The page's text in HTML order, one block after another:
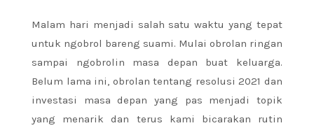
Malam hari menjadi salah satu waktu yang tepat
untuk ngobrol bareng suami. Mulai obrolan ringan
sampai ngobrolin masa depan buat keluarga.
Belum lama ini, obrolan tentang resolusi 2021 dan
investasi masa depan yang pas menjadi topik
yang menarik dan terus kami bicarakan rutin